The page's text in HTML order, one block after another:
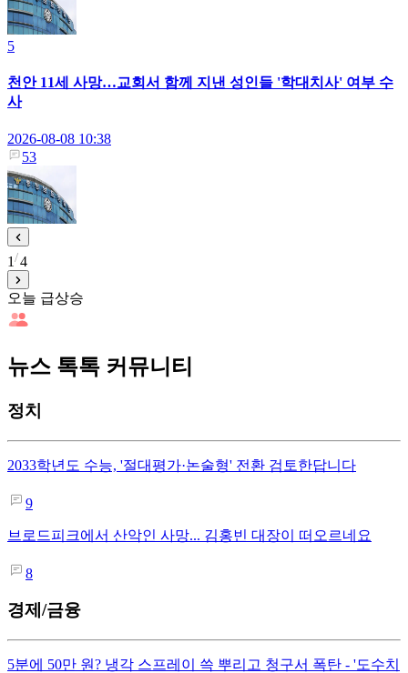
5
천안 11세 사망…교회서 함께 지낸 성인들 '학대치사' 여부 수
사
2026-08-08 10:38
53
1 4
오늘 급상승
뉴스 톡톡 커뮤니티
정치
2033학년도 수능, '절대평가·논술형' 전환 검토한답니다
9
브로드피크에서 산악인 사망... 김홍빈 대장이 떠오르네요
8
경제/금융
5분에 50만 원? 냉각 스프레이 쓱 뿌리고 청구서 폭탄 - '도수치